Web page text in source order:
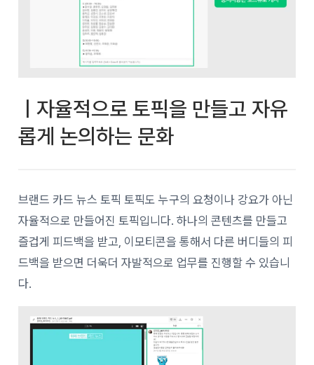
ㅣ자율적으로 토픽을 만들고 자유
롭게 논의하는 문화
브랜드 카드 뉴스 토픽 토픽도 누구의 요청이나 강요가 아닌
자율적으로 만들어진 토픽입니다. 하나의 콘텐츠를 만들고
즐겁게 피드백을 받고, 이모티콘을 통해서 다른 버디들의 피
드백을 받으면 더욱더 자발적으로 업무를 진행할 수 있습니
다.